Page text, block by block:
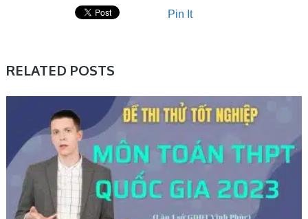
Pin It
RELATED POSTS